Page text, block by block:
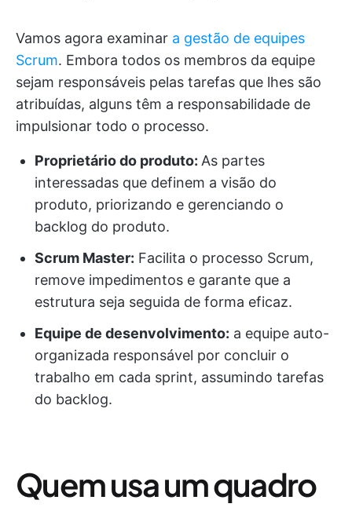
Vamos agora examinar a gestão de equipes
Scrum. Embora todos os membros da equipe
sejam responsáveis pelas tarefas que lhes são
atribuídas, alguns têm a responsabilidade de
impulsionar todo o processo.
Proprietário do produto: As partes
interessadas que definem a visão do
produto, priorizando e gerenciando o
backlog do produto.
Scrum Master: Facilita o processo Scrum,
remove impedimentos e garante que a
estrutura seja seguida de forma eficaz.
Equipe de desenvolvimento: a equipe auto-
organizada responsável por concluir o
trabalho em cada sprint, assumindo tarefas
do backlog.
Quem usa um quadro